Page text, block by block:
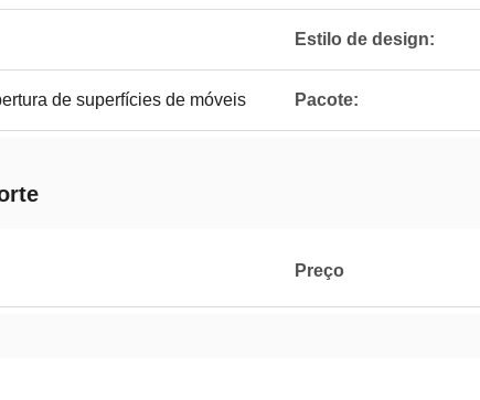
Estilo de design:
de superfícies de móveis Pacote:
Preço